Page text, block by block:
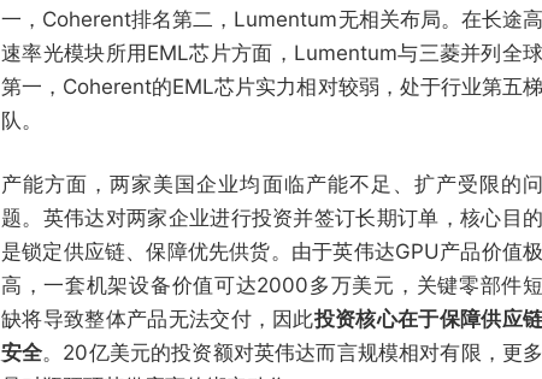
一，Coherent排名第二，Lumentum无相关布局。在长途高
速率光模块所用EML芯片方面，Lumentum与三菱并列全球
第一，Coherent的EML芯片实力相对较弱，处于行业第五梯
队。
产能方面，两家美国企业均面临产能不足、扩产受限的问
题。英伟达对两家企业进行投资并签订长期订单，核心目的
是锁定供应链、保障优先供货。由于英伟达GPU产品价值极
高，一套机架设备价值可达2000多万美元，关键零部件短
缺将导致整体产品无法交付，因此投资核心在于保障供应链
安全。20亿美元的投资额对英伟达而言规模相对有限，更多